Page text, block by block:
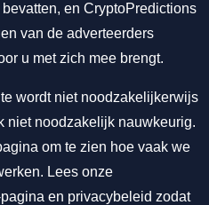
en CryptoPredictions
van de adverteerders
u met zich mee brengt.
wordt niet noodzakelijkerwijs
niet noodzakelijk nauwkeurig.
om te zien hoe vaak we
Lees onze
en privacybeleid zodat